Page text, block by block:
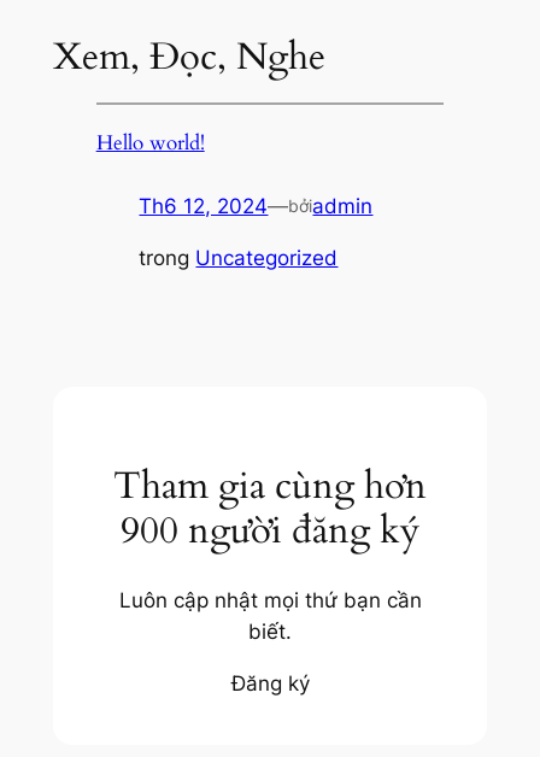
Xem, Đọc, Nghe
Hello world!
Th6 12, 2024—bởiadmin
trong Uncategorized
Tham gia cùng hơn
900 người đăng ký
Luôn cập nhật mọi thứ bạn cần
biết.
Đăng ký